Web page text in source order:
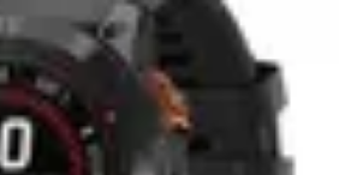
Service de Sécurité
Sécurité des
Services de Sécurité